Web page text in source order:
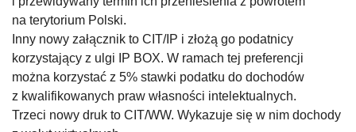
na terytorium Polski.
Inny nowy załącznik to CIT/IP i złożą go podatnicy
korzystający z ulgi IP BOX. W ramach tej preferencji
można korzystać z 5% stawki podatku do dochodów
z kwalifikowanych praw własności intelektualnych.
Trzeci nowy druk to CIT/WW. Wykazuje się w nim dochody